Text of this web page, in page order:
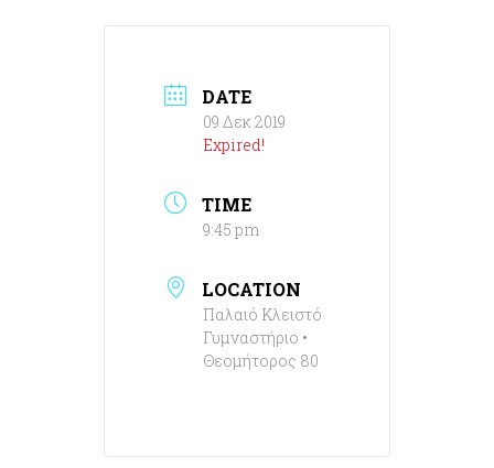
DATE
09 Δεκ 2019
Expired!
TIME
9:45 pm
LOCATION
Παλαιό Κλειστό
Γυμναστήριο •
Θεομήτορος 80